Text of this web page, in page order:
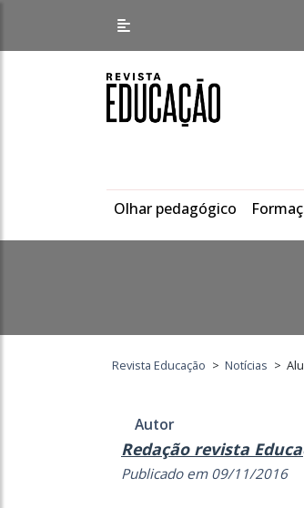
Olhar pedagógico
Revista Educação > Notícias >
Autor
Redação revista
Publicado em 09/11/2016